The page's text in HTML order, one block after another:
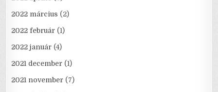
2022 március (2)
2022 február (1)
2022 január (4)
2021 december (1)
2021 november (7)